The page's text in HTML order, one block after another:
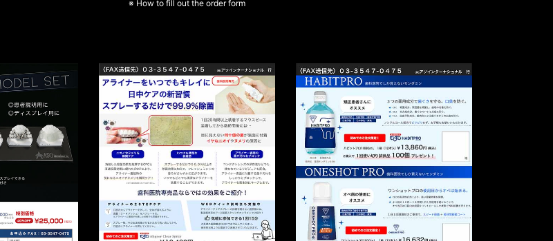
※ How to fill out the order form